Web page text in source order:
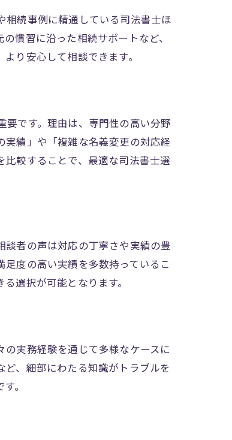
相続事例に精通している司法書士ほ
慣習に沿った相続サポートなど、
り安心して相談できます。
要です。理由は、専門性の高い分野
績」や「複雑な名義変更の対応経
較することで、最適な司法書士選
談者の声は対応の丁寧さや実績の豊
度の高い実績を多数持っているこ
選択が可能となります。
実務経験を通じて多様なケースに
、細部にわたる知識がトラブルを
。